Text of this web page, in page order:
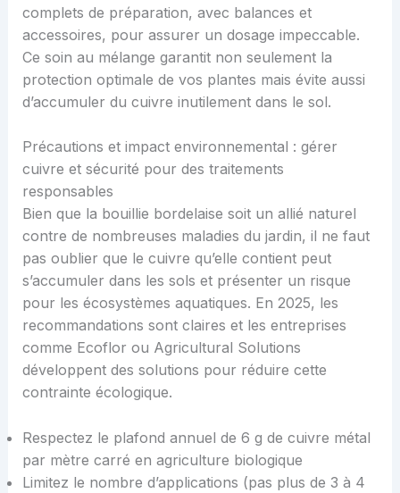
complets de préparation, avec balances et
accessoires, pour assurer un dosage impeccable.
Ce soin au mélange garantit non seulement la
protection optimale de vos plantes mais évite aussi
d’accumuler du cuivre inutilement dans le sol.
Précautions et impact environnemental : gérer
cuivre et sécurité pour des traitements
responsables
Bien que la bouillie bordelaise soit un allié naturel
contre de nombreuses maladies du jardin, il ne faut
pas oublier que le cuivre qu’elle contient peut
s’accumuler dans les sols et présenter un risque
pour les écosystèmes aquatiques. En 2025, les
recommandations sont claires et les entreprises
comme Ecoflor ou Agricultural Solutions
développent des solutions pour réduire cette
contrainte écologique.
Respectez le plafond annuel de 6 g de cuivre métal
par mètre carré en agriculture biologique
Limitez le nombre d’applications (pas plus de 3 à 4